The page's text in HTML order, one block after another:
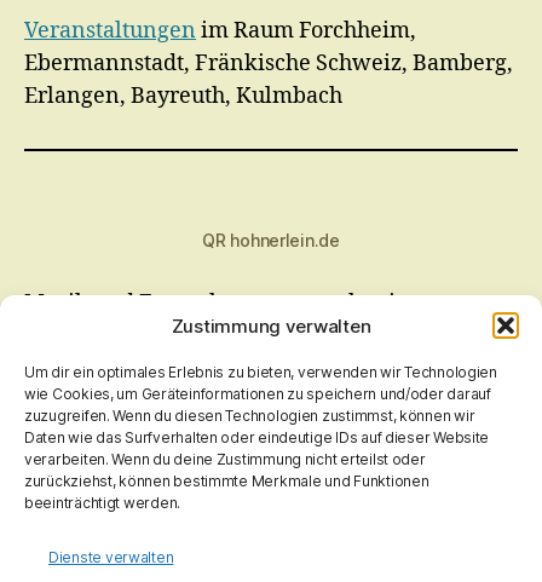
Zustimmung verwalten
Um dir ein optimales Erlebnis zu bieten, verwenden wir Technologien
wie Cookies, um Geräteinformationen zu speichern und/oder darauf
zuzugreifen. Wenn du diesen Technologien zustimmst, können wir
Daten wie das Surfverhalten oder eindeutige IDs auf dieser Website
verarbeiten. Wenn du deine Zustimmung nicht erteilst oder
zurückziehst, können bestimmte Merkmale und Funktionen
beeinträchtigt werden.
Dienste verwalten
Veranstaltungen im Raum Forchheim,
Ebermannstadt, Fränkische Schweiz, Bamberg,
Erlangen, Bayreuth, Kulmbach
QR hohnerlein.de
Musik und Fernsehen muss auch sein.
ARD mit "Dritten", ZDF, Pro 7 Gruppe
Sollten Inhalte dieser Seite Rechte verletzen, bitte